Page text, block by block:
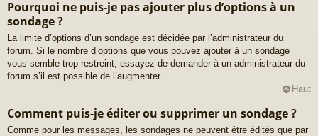
Pourquoi ne puis-je pas ajouter plus d’options à un
sondage ?
La limite d’options d’un sondage est décidée par l’administrateur du
forum. Si le nombre d’options que vous pouvez ajouter à un sondage
vous semble trop restreint, essayez de demander à un administrateur du
forum s’il est possible de l’augmenter.
Haut
Comment puis-je éditer ou supprimer un sondage ?
Comme pour les messages, les sondages ne peuvent être édités que par